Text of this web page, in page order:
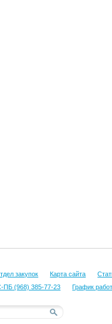
закупок Карта сайта
ПБ (968) 385-77-23 График